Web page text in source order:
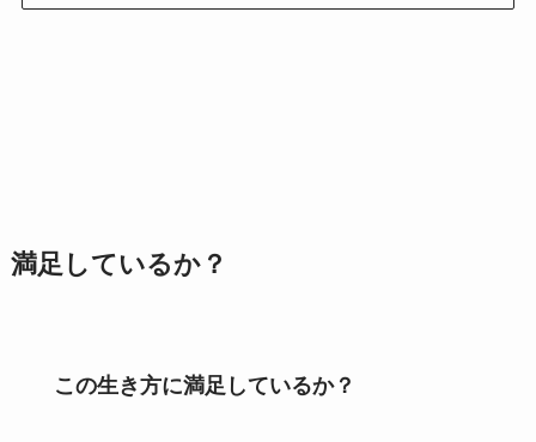
満足しているか？
この生き方に満足しているか？